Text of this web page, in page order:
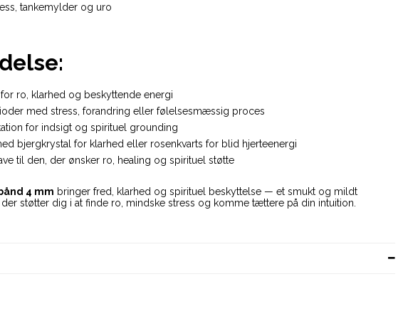
tankemylder og uro
ro, klarhed og beskyttende energi
med stress, forandring eller følelsesmæssig proces
for indsigt og spirituel grounding
bjergkrystal for klarhed eller rosenkvarts for blid hjerteenergi
til den, der ønsker ro, healing og spirituel støtte
4 mm bringer fred, klarhed og spirituel beskyttelse — et smukt og mildt
støtter dig i at finde ro, mindske stress og komme tættere på din intuition.